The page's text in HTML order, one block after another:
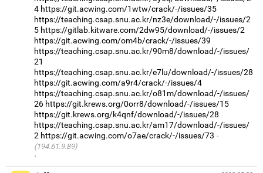
4 https://git.acwing.com/1wtw/crack/-/issues/35
https://teaching.csap.snu.ac.kr/nz3e/download/-/issues/2
5 https://gitlab.kitware.com/2dw95/download/-/issues/2
https://git.acwing.com/om4b/crack/-/issues/39
https://teaching.csap.snu.ac.kr/90m8/download/-/issues/
21
https://teaching.csap.snu.ac.kr/e7lu/download/-/issues/28
https://git.acwing.com/a9r4/crack/-/issues/4
https://teaching.csap.snu.ac.kr/o81m/download/-/issues/
26 https://git.krews.org/0orr8/download/-/issues/15
https://git.krews.org/k4qnf/download/-/issues/28
https://teaching.csap.snu.ac.kr/am17/download/-/issues/
2 https://git.acwing.com/o7ae/crack/-/issues/73
(194.61.9.89)
·